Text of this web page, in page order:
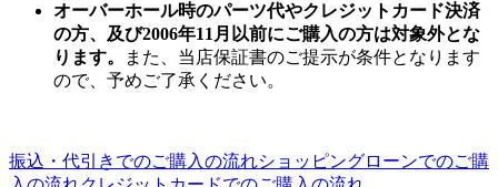
オーバーホール時のパーツ代やクレジットカード決済
の方、及び2006年11月以前にご購入の方は対象外とな
ります。
また、当店保証書のご提示が条件となります
ので、予めご了承ください。
振込・代引きでのご購入の流れショッピングローンでのご購